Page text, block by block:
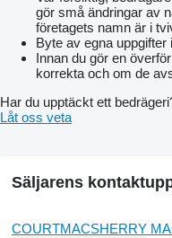
gör små ändringar av
företagets namn är i
Byte av egna
Innan du gör en
korrekta och om de
Har du upptäckt ett
Låt oss veta
Säljarens
COURTMACSHERRY